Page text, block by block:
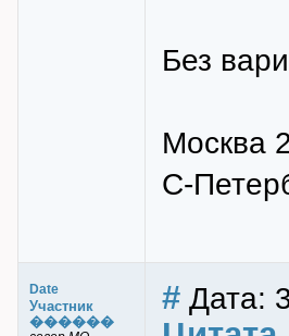
Без
Москва
С-
Date
Участник
������
# Дата: